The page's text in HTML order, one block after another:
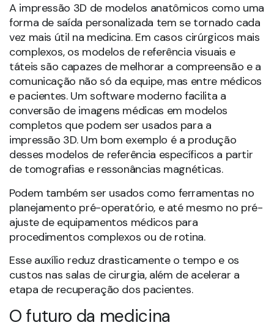
A impressão 3D de modelos anatômicos como uma
forma de saída personalizada tem se tornado cada
vez mais útil na medicina. Em casos cirúrgicos mais
complexos, os modelos de referência visuais e
táteis são capazes de melhorar a compreensão e a
comunicação não só da equipe, mas entre médicos
e pacientes. Um software moderno facilita a
conversão de imagens médicas em modelos
completos que podem ser usados para a
impressão 3D. Um bom exemplo é a produção
desses modelos de referência específicos a partir
de tomografias e ressonâncias magnéticas.
Podem também ser usados como ferramentas no
planejamento pré-operatório, e até mesmo no pré-
ajuste de equipamentos médicos para
procedimentos complexos ou de rotina.
Esse auxílio reduz drasticamente o tempo e os
custos nas salas de cirurgia, além de acelerar a
etapa de recuperação dos pacientes.
O futuro da medicina